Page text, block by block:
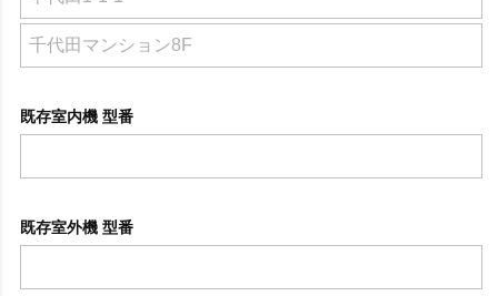
既存室内機 型番
既存室外機 型番